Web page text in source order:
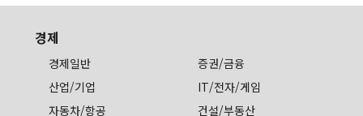
경제
경제일반
증권/금융
산업/기업
IT/전자/게임
자동차/항공
건설/부동산